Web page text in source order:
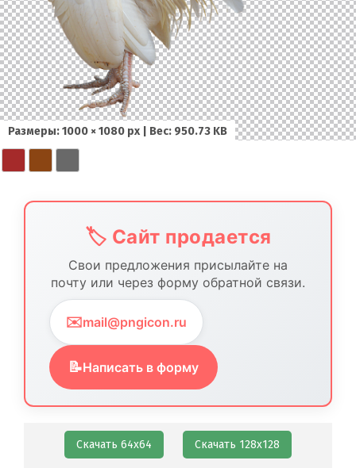
Размеры: 1000 × 1080 px | Вес: 950.73 KB
🏷️ Сайт продается
Свои предложения присылайте на
почту или через форму обратной связи.
✉️mail@pngicon.ru
📝Написать в форму
Скачать 64х64 Скачать 128х128